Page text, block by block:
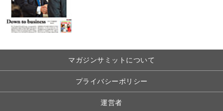
マガジンサミットについて
プライバシーポリシー
運営者